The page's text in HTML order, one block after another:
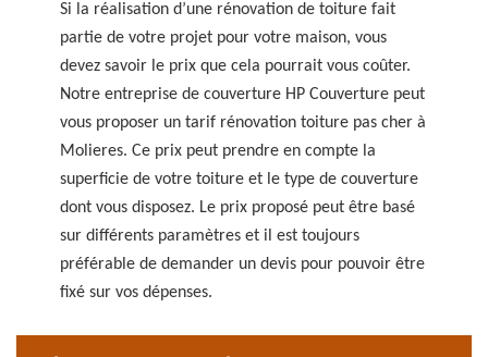
Si la réalisation d’une rénovation de toiture fait
partie de votre projet pour votre maison, vous
devez savoir le prix que cela pourrait vous coûter.
Notre entreprise de couverture HP Couverture peut
vous proposer un tarif rénovation toiture pas cher à
Molieres. Ce prix peut prendre en compte la
superficie de votre toiture et le type de couverture
dont vous disposez. Le prix proposé peut être basé
sur différents paramètres et il est toujours
préférable de demander un devis pour pouvoir être
fixé sur vos dépenses.